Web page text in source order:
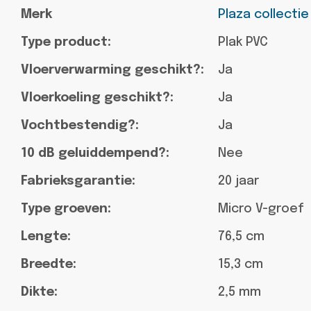
Merk Plaza collectie
Type product: Plak PVC
Vloerverwarming geschikt?: Ja
Vloerkoeling geschikt?: Ja
Vochtbestendig?: Ja
10 dB geluiddempend?: Nee
Fabrieksgarantie: 20 jaar
Type groeven: Micro V-groef
Lengte: 76,5 cm
Breedte: 15,3 cm
Dikte: 2,5 mm